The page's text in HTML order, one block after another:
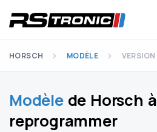
HORSCH MODÈLE VERSION
Modèlede Horsch à
reprogrammer